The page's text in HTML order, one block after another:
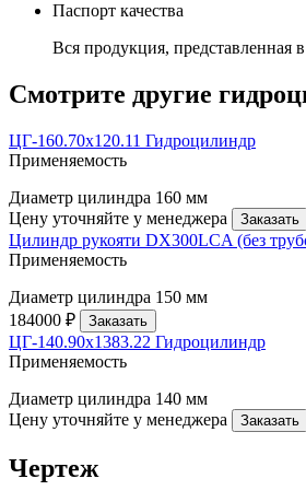
Паспорт качества
Вся продукция, представленная
Смотрите другие
ЦГ-160.70х120.11 Гидроцилиндр
Применяемость
Диаметр цилиндра 160 мм
Цену уточняйте у менеджера
Заказать
Цилиндр рукояти DX300LCA (без
Применяемость
Диаметр цилиндра 150 мм
184000 ₽
Заказать
ЦГ-140.90х1383.22 Гидроцилиндр
Применяемость
Диаметр цилиндра 140 мм
Цену уточняйте у менеджера
Заказать
Чертеж